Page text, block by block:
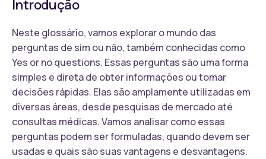
Introdução
Neste glossário, vamos explorar o mundo das
perguntas de sim ou não, também conhecidas como
Yes or no questions. Essas perguntas são uma forma
simples e direta de obter informações ou tomar
decisões rápidas. Elas são amplamente utilizadas em
diversas áreas, desde pesquisas de mercado até
consultas médicas. Vamos analisar como essas
perguntas podem ser formuladas, quando devem ser
usadas e quais são suas vantagens e desvantagens.